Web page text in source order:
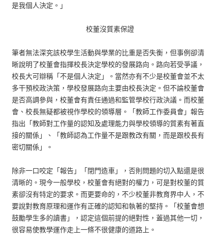
是我個人決定。」
校董沒質素保證
筆者無法深究該校學生活動與學業的比重是否失衡，但事例卻清
晰說明了校董會指揮校長決定學校的發展路向。路向若受爭議，
校長大可辯稱「不是個人決定」。當然亦有不少是校董會並不太
多干預校政決策，學校發展路向主要由校長決定。但不論校董會
是否高調參與，校董會有責任通過和監管學校行政決議。而校董
會、校長無疑都被視作學校的領導層。「教師工作委員會」報告
指出「教師對工作量的認知及處理能力與學校領導的質素有著直
接的關係」、「教師認為工作量不是跟教改有關，而是跟校長有
密切關係」。
除非一口咬定「報告」「閉門造車」，否則問題的切入點還是很
清晰的。現今一般學校，校董會有絕對的權力，可是對校董的質
素卻沒有特定的要求。而更要命的，不少校董非教育界中人，不
要說對教育原理和運作有正確的認知和執著的堅持。「校董會想
鼓勵學生多的讀書」，認定這個前提的絕對性，蓋過其他一切，
很容易使教學運作走上一條不很健康的道路上。